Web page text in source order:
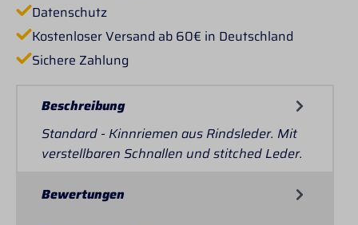
Datenschutz
Kostenloser Versand ab 60€ in Deutschland
Sichere Zahlung
Beschreibung
Standard - Kinnriemen aus Rindsleder. Mit
verstellbaren Schnallen und stitched Leder.
Bewertungen